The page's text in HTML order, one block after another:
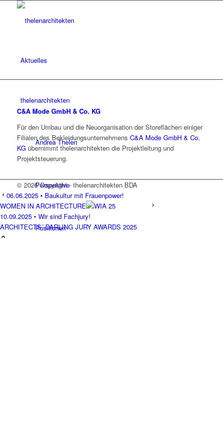
Aktuelles
thelenarchitekten
Andrea Thelen
Perspektive
Positionen
C&A Mode GmbH & Co. KG
Für den Umbau und die Neuorganisation der Storeflächen einiger
Filialen des Bekleidungsunternehmens C&A Mode GmbH & Co.
KGübernimmt thelenarchitekten die Projektleitung und
Projektsteuerung.
© 2026 Copyright - thelenarchitekten BDA
06.06.2025 • Baukultur mit Frauenpower!
WOMEN IN ARCHITECTURE
10.09.2025 • Wir sind Fachjury!
ARCHITECTS´ DARLING JURY AWARDS 2025